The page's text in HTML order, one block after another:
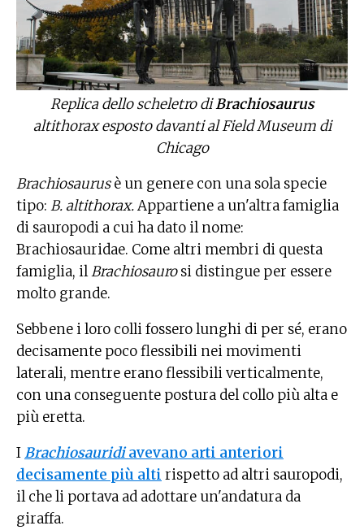
Replica dello scheletro diBrachiosaurus
altithorax esposto davanti al Field Museum di
Chicago
Brachiosaurusè un genere con una sola specie
tipo: B. altithorax.Appartiene a un'altra famiglia
di sauropodi a cui ha dato il nome:
Brachiosauridae. Come altri membri di questa
famiglia, ilBrachiosaurosi distingue per essere
molto grande.
Sebbene i loro colli fossero lunghi di per sé, erano
decisamente poco flessibili nei movimenti
laterali, mentre erano flessibili verticalmente,
con una conseguente postura del collo più alta e
più eretta.
IBrachiosauridiavevano arti anteriori
decisamente più alti rispetto ad altri sauropodi,
il che li portava ad adottare un'andatura da
giraffa.